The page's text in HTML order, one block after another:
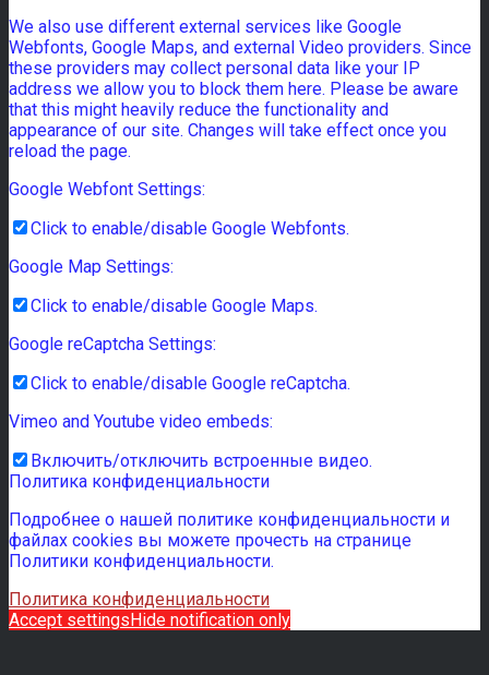
We also use different external services like Google
Webfonts, Google Maps, and external Video providers. Since
these providers may collect personal data like your IP
address we allow you to block them here. Please be aware
that this might heavily reduce the functionality and
appearance of our site. Changes will take effect once you
reload the page.
Google Webfont Settings:
Click to enable/disable Google Webfonts.
Google Map Settings:
Click to enable/disable Google Maps.
Google reCaptcha Settings:
Click to enable/disable Google reCaptcha.
Vimeo and Youtube video embeds:
Включить/отключить встроенные видео.
Политика конфиденциальности
Подробнее о нашей политике конфиденциальности и
файлах cookies вы можете прочесть на странице
Политики конфиденциальности.
Политика конфиденциальности
Accept settingsHide notification only